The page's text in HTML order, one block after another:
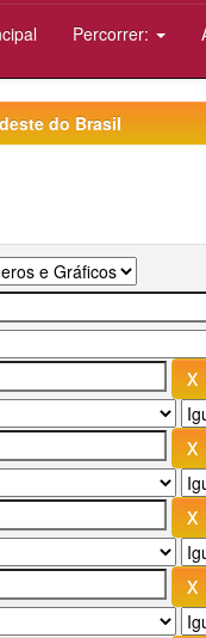
Percorrer:
do Brasil